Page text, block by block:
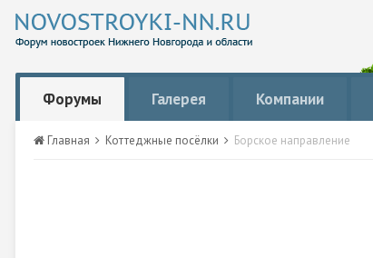
Форумы Галерея Компании
Главная Коттеджные посёлки Борское направление